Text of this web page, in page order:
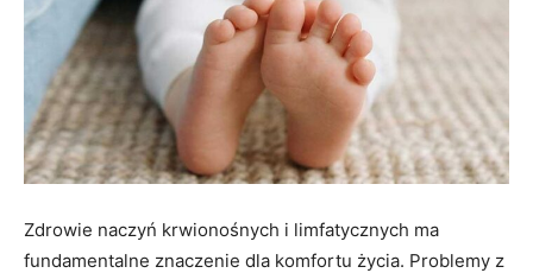
Zdrowie naczyń krwionośnych i limfatycznych ma
fundamentalne znaczenie dla komfortu życia. Problemy z